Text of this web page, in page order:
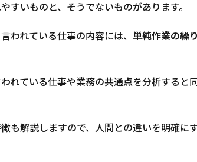
すいものと、そうでないものがあります。
われている仕事の内容には、 単純作業の繰
れている仕事や業務の共通点を分析すると
も解説しますので、人間との違いを明確に